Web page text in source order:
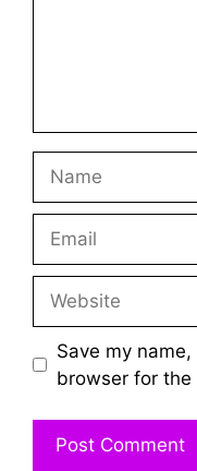
Save my
browser for the